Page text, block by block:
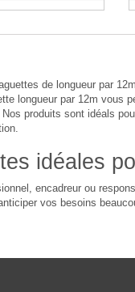
de longueur par
longueur par 12m vous
produits sont idéals
idéales
encadreur ou
vos besoins